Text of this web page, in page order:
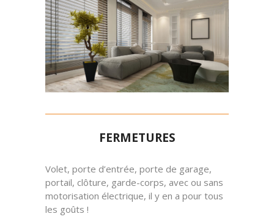
FERMETURES
Volet, porte d’entrée, porte de garage,
portail, clôture, garde-corps, avec ou sans
motorisation électrique, il y en a pour tous
les goûts !